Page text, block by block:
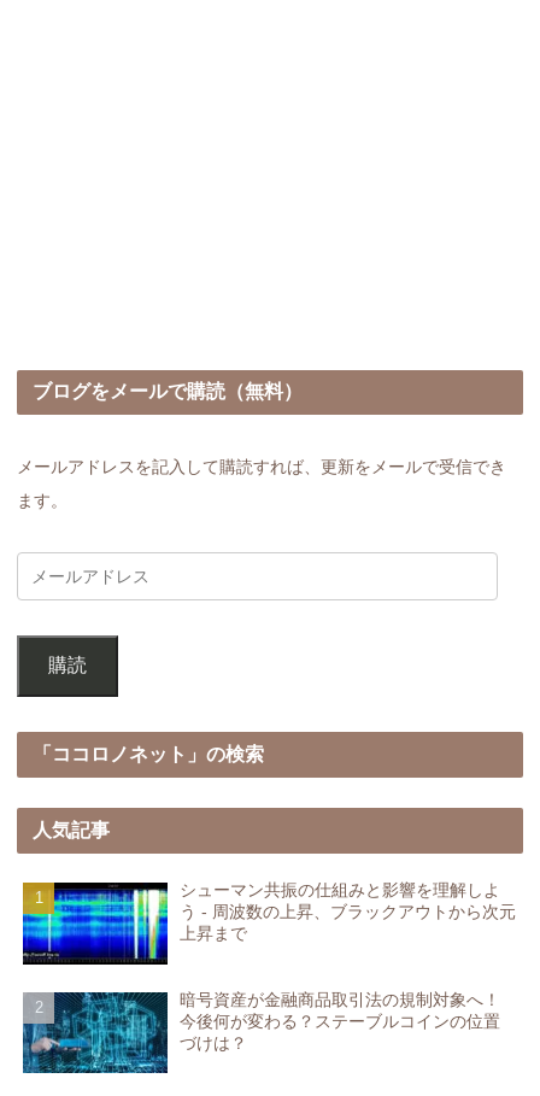
ブログをメールで購読（無料）
メールアドレスを記入して購読すれば、更新をメールで受信でき
ます。
購読
「ココロノネット」の検索
人気記事
シューマン共振の仕組みと影響を理解しよ
う - 周波数の上昇、ブラックアウトから次元
上昇まで
暗号資産が金融商品取引法の規制対象へ！
今後何が変わる？ステーブルコインの位置
づけは？